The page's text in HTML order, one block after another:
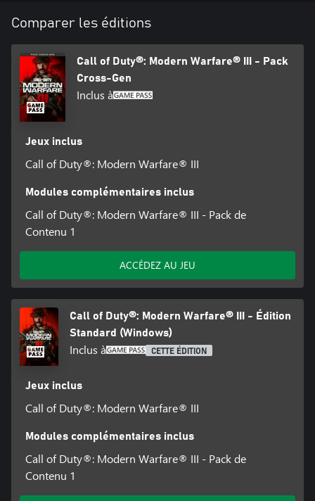
Comparer les éditions
Call of Duty®: Modern Warfare® III - Pack
Cross-Gen
Inclus à
Jeux inclus
Call of Duty®: Modern Warfare® III
Modules complémentaires inclus
Call of Duty®: Modern Warfare® III - Pack de
Contenu 1
ACCÉDEZ AU JEU
Call of Duty®: Modern Warfare® III - Édition
Standard (Windows)
Inclus à CETTE ÉDITION
Jeux inclus
Call of Duty®: Modern Warfare® III
Modules complémentaires inclus
Call of Duty®: Modern Warfare® III - Pack de
Contenu 1